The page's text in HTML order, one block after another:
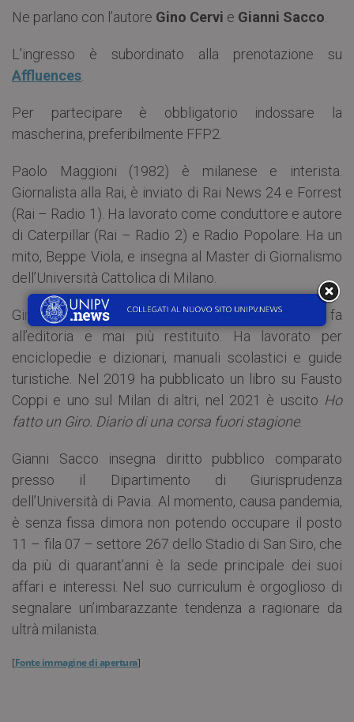
Ne parlano con l’autore Gino Cervi e Gianni Sacco
L’ingresso è subordinato alla prenotazione su
Affluences
Per partecipare è obbligatorio indossare la
mascherina, preferibilmente FFP2.
Paolo Maggioni (1982) è milanese e interista.
Giornalista alla Rai, è inviato di Rai News 24 e Forrest
(Rai – Radio 1). Ha lavorato come conduttore e autore
di Caterpillar (Rai – Radio 2) e Radio Popolare. Ha un
mito, Beppe Viola, e insegna al Master di Giornalismo
dell’Università Cattolica di Milano.
Gino Cervi, filologo romanzo prestato trent’anni fa
all’editoria e mai più restituito. Ha lavorato per
enciclopedie e dizionari, manuali scolastici e guide
turistiche. Nel 2019 ha pubblicato un libro su Fausto
Coppi e uno sul Milan di altri, nel 2021 è uscito Ho
fatto un Giro. Diario di una corsa fuori stagione.
Gianni Sacco insegna diritto pubblico comparato
presso il Dipartimento di Giurisprudenza
dell’Università di Pavia. Al momento, causa pandemia,
è senza fissa dimora non potendo occupare il posto
11 – fila 07 – settore 267 dello Stadio di San Siro, che
da più di quarant’anni è la sede principale dei suoi
affari e interessi. Nel suo curriculum è orgoglioso di
segnalare un’imbarazzante tendenza a ragionare da
ultrà milanista.
[Fonte immagine di apertura]